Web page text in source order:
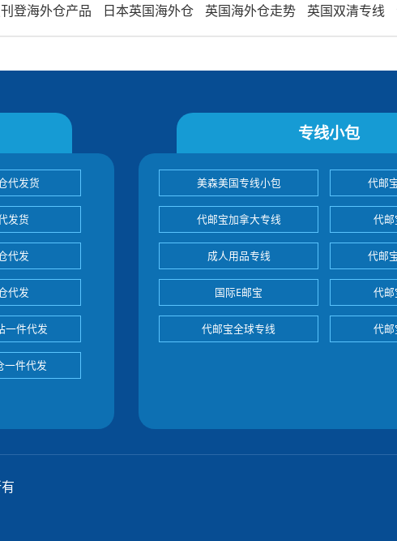
登海外仓产品 日本英国海外仓 英国海外仓走势 英国双清专线
代发货
发货
代发
代发
一件代发
一件代发
专线小包
美森美国专线小包 代邮
代邮宝加拿大专线 代
成人用品专线 代邮
国际E邮宝 代
代邮宝全球专线 代